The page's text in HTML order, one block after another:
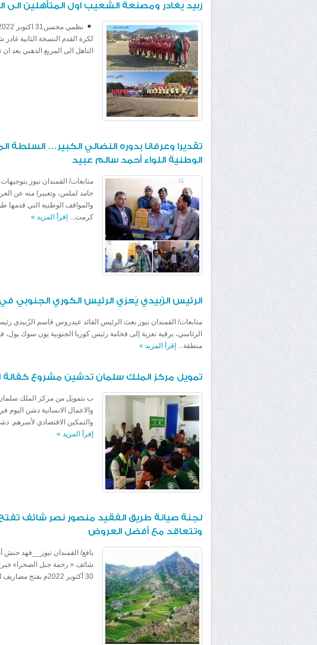
زبيد يغادر ومصنعة الشعيب اول المتأهلين الى
لكرة القدم النسخة الثانية
التاهل الى المربع الذهبي بعد ان
تقديرا وعرفانا بدوره النضالي الكبير… السلطة
الوطنية اللواء أحمد سالم عبيد
متابعات/ القمندان نيوز
حامد لملس، وتعبيرا منه عن
والمواقف الوطنية التي قدمها
كرمت... إقرأ المزيد »
الرئيس الزُبيدي يُعزي الرئيس الكوري الجنوبي
متابعات/ القمندان نيوز بعث الرئيس القائد عيدروس قاسم الزُبيدي
الرئاسي، برقية تعزية إلى فخامة رئيس كوريا الجنوبية يون سوك يول،
منطقة... إقرأ المزيد »
تمويل مركز الملك سلمان تدشين مشروع كفالة
ب بتمويل من مركز الملك سلمان
والاعمال الانسانية دشن اليوم
والتمكين الاقتصادي لأسرهم.
إقرأ المزيد »
لجنة صيانة طريق الفقيد منصور نصر شائف
وتتعاقد مع أفضل العروض
يافع/ القمندان نيوز__فهد
شائف « رخمة جبل الصحراء
30 أكتوبر 2022م بفتح مضاريف العطائات المقدمة...